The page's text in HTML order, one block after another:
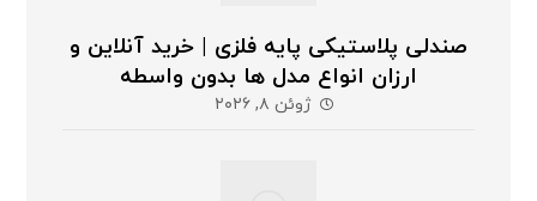
صندلی پلاستیکی پایه فلزی | خرید آنلاین و
ارزان انواع مدل ها بدون واسطه
ژوئن ۸, ۲۰۲۶